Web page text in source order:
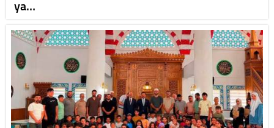
ya…